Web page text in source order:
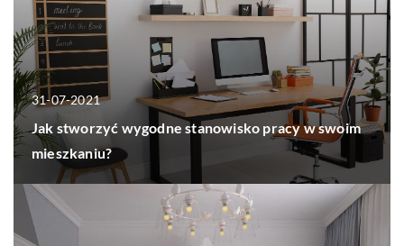
31-07-2021
Jak stworzyć wygodne stanowisko pracy w swoim
mieszkaniu?